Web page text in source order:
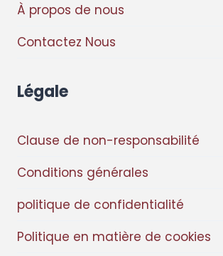
À propos de nous
Contactez Nous
Légale
Clause de non-responsabilité
Conditions générales
politique de confidentialité
Politique en matière de cookies